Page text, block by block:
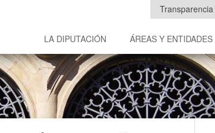
LA DIPUTACIÓN ÁREAS Y ENTIDADES